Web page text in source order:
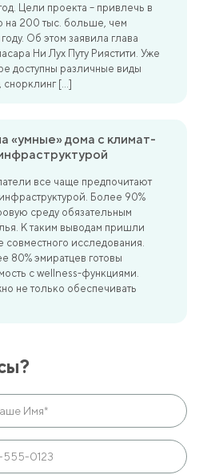
Цели проекта – привлечь в
на 200 тыс. больше, чем
Об этом заявила глава
Ни Лух Путу Риястити. Уже
доступны различные виды
[…]
«умные» дома с климат-
все чаще предпочитают
Более 90%
среду обязательным
К таким выводам пришли
совместного исследования.
80% эмиратцев готовы
с wellness-функциями.
не только обеспечивать